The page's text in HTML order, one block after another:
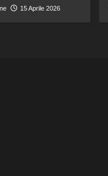
15 Aprile 2026